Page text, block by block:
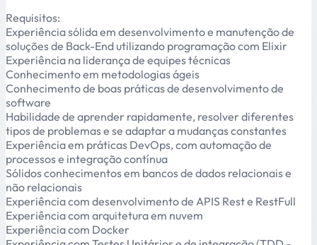
Requisitos:
Experiência sólida em desenvolvimento e manutenção de
soluções de Back-End utilizando programação com Elixir
Experiência na liderança de equipes técnicas
Conhecimento em metodologias ágeis
Conhecimento de boas práticas de desenvolvimento de
software
Habilidade de aprender rapidamente, resolver diferentes
tipos de problemas e se adaptar a mudanças constantes
Experiência em práticas DevOps, com automação de
processos e integração contínua
Sólidos conhecimentos em bancos de dados relacionais e
não relacionais
Experiência com desenvolvimento de APIS Rest e RestFull
Experiência com arquitetura em nuvem
Experiência com Docker